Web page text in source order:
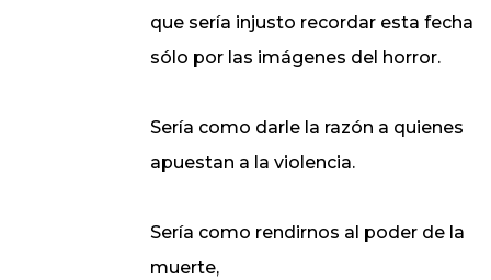
que sería injusto recordar esta fecha
sólo por las imágenes del horror.
Sería como darle la razón a quienes
apuestan a la violencia.
Sería como rendirnos al poder de la
muerte,